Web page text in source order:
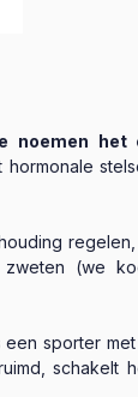
noemen het
zweten (we
sporter
schakelt